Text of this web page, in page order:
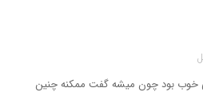
خوب بود چون میشه گفت ممکنه چنین